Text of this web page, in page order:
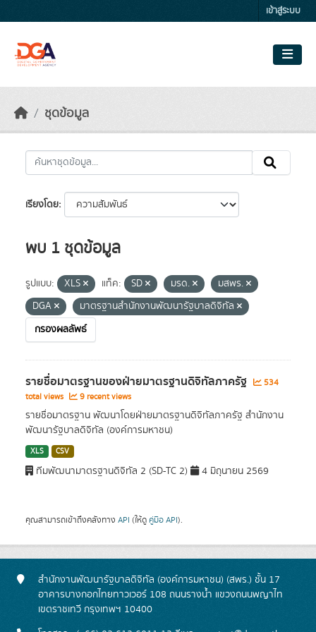
เข้าสู่ระบบ
ชุดข้อมูล
เรียงโดย
พบ 1 ชุดข้อมูล
รูปแบบ: XLS แท็ค: SD มรด.
มสพร.
DGA
มาตรฐานสำนักงานพัฒนารัฐบาลดิจิทัล
กรองผลลัพธ์
รายชื่อมาตรฐานของฝ่ายมาตรฐานดิจิทัลภาครัฐ
534
total views
9 recent views
รายชื่อมาตรฐาน พัฒนาโดยฝ่ายมาตรฐานดิจิทัลภาครัฐ สำนักงาน
พัฒนารัฐบาลดิจิทัล (องค์การมหาชน)
XLS CSV
ทีมพัฒนามาตรฐานดิจิทัล 2 (SD-TC 2) 4 มิถุนายน 2569
คุณสามารถเข้าถึงคลังทาง API (ให้ดู คู่มือ API).
สำนักงานพัฒนารัฐบาลดิจิทัล (องค์การมหาชน) (สพร.) ชั้น 17
อาคารบางกอกไทยทาวเวอร์ 108 ถนนรางน้ำ แขวงถนนพญาไท
เขตราชเทวี กรุงเทพฯ 10400